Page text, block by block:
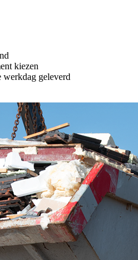
kiezen
werkdag geleverd